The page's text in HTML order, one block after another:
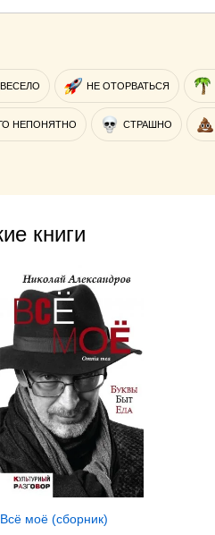
ВЕСЕЛО НЕ ОТОРВАТЬСЯ
НЕПОНЯТНО СТРАШНО
книги
Всё моё (сборник)